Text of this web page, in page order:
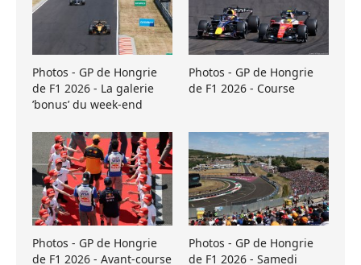
Photos - GP de Hongrie
de F1 2026 - La galerie
’bonus’ du week-end
Photos - GP de Hongrie
de F1 2026 - Course
Photos - GP de Hongrie
de F1 2026 - Avant-course
Photos - GP de Hongrie
de F1 2026 - Samedi